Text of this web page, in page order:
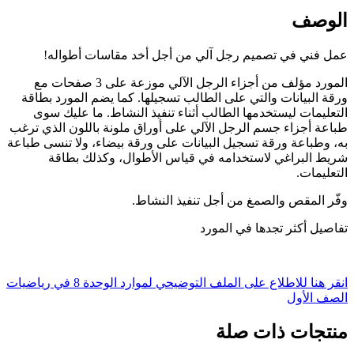
الوصف
عمل فني في تصميم رجل آلي من أجل أخد مقاسات أطواله!
المورد مؤلف من أجزاء الرجل الآلي موزعة على 3 صفحات مع
ورقة البيانات والتي على الطالب تسجيلها. كما يضم المورد بطاقة
التعليمات ليستخدمها الطالب أثناء تنفيذ النشاط. ما عليك سوى
طباعة أجزاء جسم الرجل الآلي على أوراق ملونة باللون الذي ترغب
به، وطباعة ورقة تسجيل البيانات على ورقة بيضاء، ولا تنسى طباعة
شريط البراغي لاستخدامه في قياس الأطوال، وكذلك بطاقة
التعليمات.
وفّر المقص والصمغ من أجل تنفيذ النشاط.
تفاصيل أكثر تجدها في المورد
انقر هنا للاطلاع على الملف التوضيحي لموارد الوحدة 8 في رياضيات
الصف الأول
منتجات ذات صلة